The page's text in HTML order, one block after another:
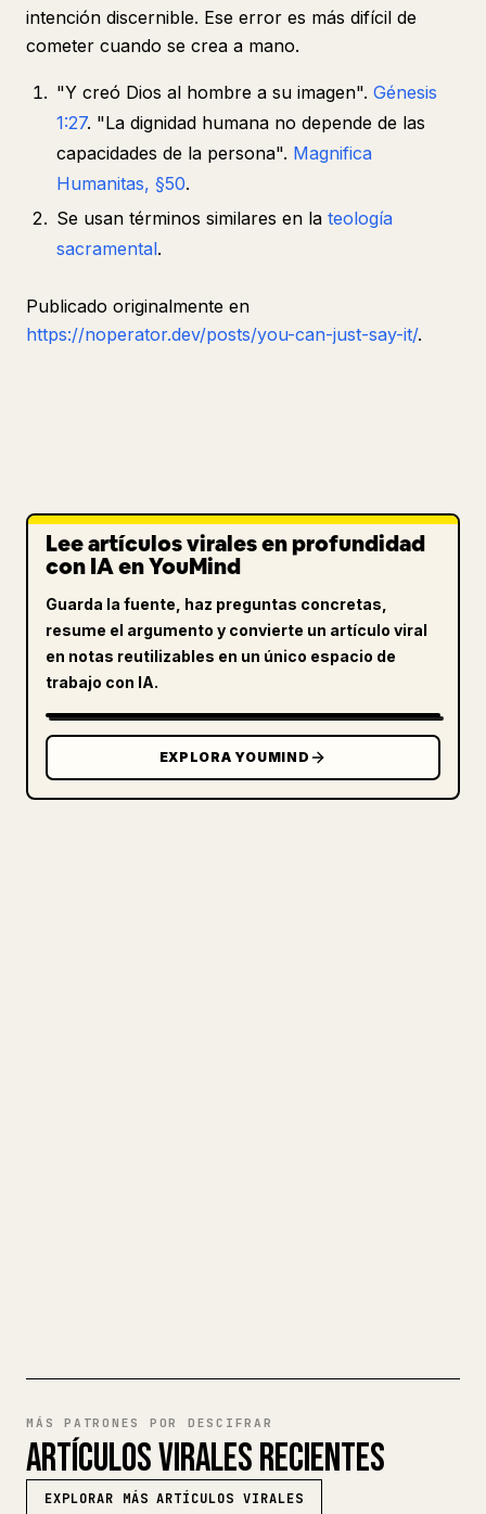
intención discernible. Ese error es más difícil de
cometer cuando se crea a mano.
"Y creó Dios al hombre a su imagen". Génesis
1:27. "La dignidad humana no depende de las
capacidades de la persona". Magnifica
Humanitas, §50.
Se usan términos similares en la teología
sacramental.
Publicado originalmente en
https://noperator.dev/posts/you-can-just-say-it/.
Lee artículos virales en profundidad
con IA en YouMind
Guarda la fuente, haz preguntas concretas,
resume el argumento y convierte un artículo viral
en notas reutilizables en un único espacio de
trabajo con IA.
EXPLORA YOUMIND
MÁS PATRONES POR DESCIFRAR
ARTÍCULOS VIRALES RECIENTES
EXPLORAR MÁS ARTÍCULOS VIRALES